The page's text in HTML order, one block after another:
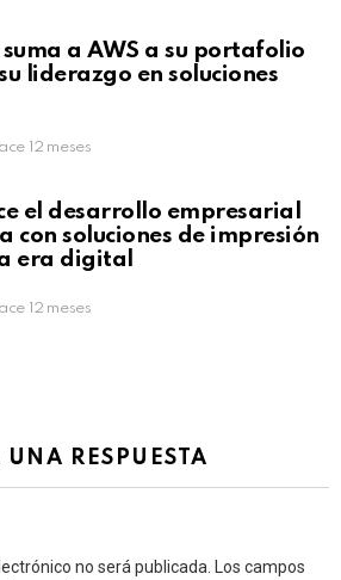
suma a AWS a su portafolio
liderazgo en soluciones
12 meses
el desarrollo empresarial
con soluciones de impresión
era digital
12 meses
UNA RESPUESTA
no será publicada.
Los campos